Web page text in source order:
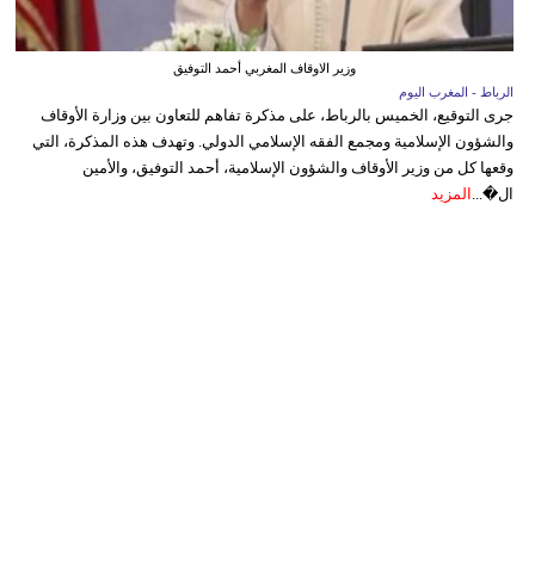
وزير الاوقاف المغربي أحمد التوفيق
الرباط - المغرب اليوم
جرى التوقيع، الخميس بالرباط، على مذكرة تفاهم للتعاون بين وزارة الأوقاف
والشؤون الإسلامية ومجمع الفقه الإسلامي الدولي. وتهدف هذه المذكرة، التي
وقعها كل من وزير الأوقاف والشؤون الإسلامية، أحمد التوفيق، والأمين
ال�... المزيد